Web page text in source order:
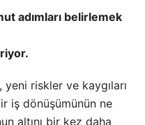
adımları belirlemek
riskler ve kaygıları
iş dönüşümünün ne
altını bir kez daha